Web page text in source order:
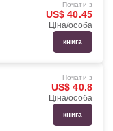
Почати з
US$ 40.45
Ціна/особа
книга
Почати з
US$ 40.8
Ціна/особа
книга